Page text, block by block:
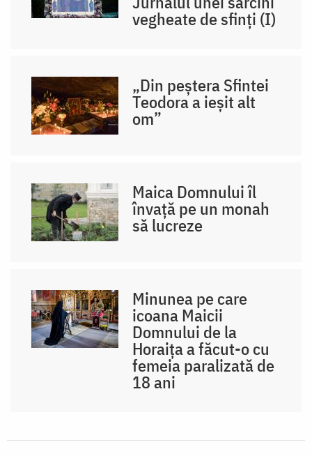
vegheate de sfinți (I)
„Din peștera Sfintei
Teodora a ieșit alt
om”
Maica Domnului îl
învață pe un monah
să lucreze
Minunea pe care
icoana Maicii
Domnului de la
Horaița a făcut-o cu
femeia paralizată de
18 ani